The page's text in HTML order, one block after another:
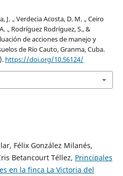
J. ., Verdecia Acosta, D. M. ., Ceiro
., Rodríguez Rodríguez, S., &
de acciones de manejo y
de Río Cauto, Granma, Cuba.
https://doi.org/10.56124/
Félix González Milanés,
Betancourt Téllez, Principales
en la finca La Victoria del